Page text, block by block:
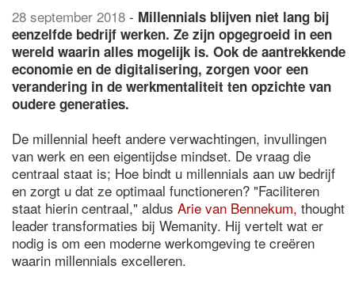
28 september 2018 - Millennials blijven niet lang bij
eenzelfde bedrijf werken. Ze zijn opgegroeid in een
wereld waarin alles mogelijk is. Ook de aantrekkende
economie en de digitalisering, zorgen voor een
verandering in de werkmentaliteit ten opzichte van
oudere generaties.
De millennial heeft andere verwachtingen, invullingen
van werk en een eigentijdse mindset. De vraag die
centraal staat is; Hoe bindt u millennials aan uw bedrijf
en zorgt u dat ze optimaal functioneren? "Faciliteren
staat hierin centraal," aldus Arie van Bennekum, thought
leader transformaties bij Wemanity. Hij vertelt wat er
nodig is om een moderne werkomgeving te creëren
waarin millennials excelleren.